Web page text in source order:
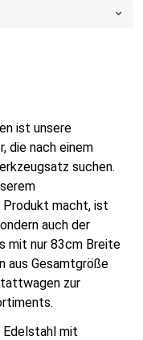
ist unsere
die nach einem
suchen.
macht, ist
auch der
mit nur 83cm Breite
aus Gesamtgröße
zur
mit